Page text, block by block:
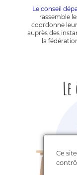
Le conseil
rassemble
coordonne
auprès des
la
Ce